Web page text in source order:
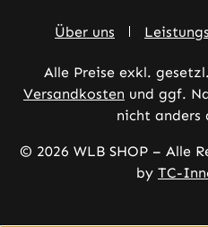
Über uns
Alle Preise exkl.
Versandkosten und ggf.
nicht anders
© 2026 WLB SHOP – Alle
by TC-